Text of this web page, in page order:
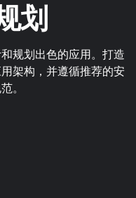
划
规划出色的应用。打造
架构，并遵循推荐的安
。